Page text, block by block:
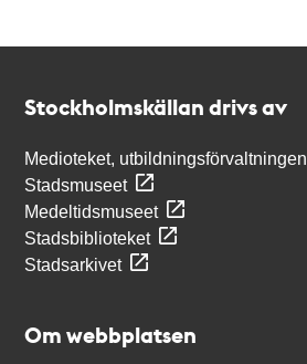
Stockholmskällan drivs av
Medioteket, utbildningsförvaltningen
Stadsmuseet
Medeltidsmuseet
Stadsbiblioteket
Stadsarkivet
Om webbplatsen